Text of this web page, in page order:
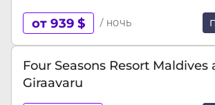
от 939 $ / ночь
Four Seasons Resort Maldives
Giraavaru